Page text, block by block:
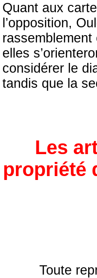
Quant aux
l’opposition,
rassemblement
elles
considérer le
tandis que la
Les
propriété
Toute